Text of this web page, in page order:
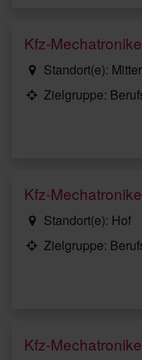
Kfz-
Standort(e):
Zielgruppe:
Kfz-
Standort(e): Hof
Zielgruppe:
Kfz-